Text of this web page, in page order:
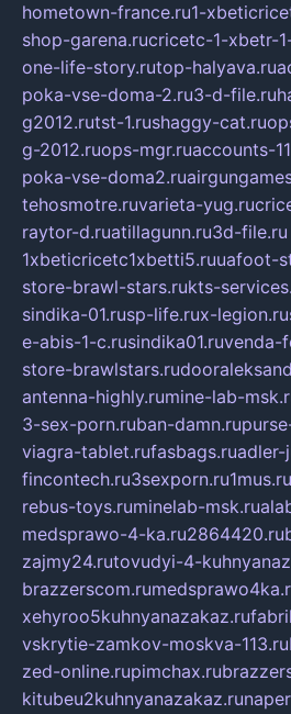
hometown-france.ru1-
shop-garena.rucricetc-1-xbetr-
one-life-story.rutop-halyava.ru
poka-vse-doma-2.ru3-d-file.ru
g2012.rutst-1.rushaggy-cat.ru
g-2012.ruops-mgr.ruaccounts-
poka-vse-doma2.ru
tehosmotre.ruvarieta-yug.ru
raytor-d.ruatillagunn.ru3d-file.ru
1xbeticricetc1xbetti5.ruuafoot-
store-brawl-stars.rukts-
sindika-01.rusp-life.rux-legion.ru
e-abis-1-c.rusindika01.ruvenda-
store-brawlstars.ru
antenna-highly.rumine-lab-
3-sex-porn.ruban-damn.ru
viagra-tablet.rufasbags.ruadler-
fincontech.ru3sexporn.ru1mus.ru
rebus-toys.ruminelab-msk.ru
medsprawo-4-ka.ru2864420.ru
zajmy24.rutovudyi-4-
brazzerscom.ru
xehyroo5kuhnyanazakaz.ru
vskrytie-zamkov-moskva-113.ru
zed-online.rupimchax.ru
kitubeu2kuhnyanazakaz.ru